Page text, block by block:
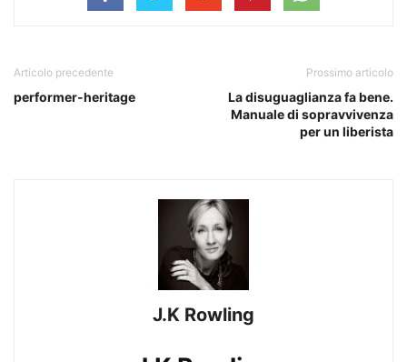
Articolo precedente
performer-heritage
Prossimo articolo
La disuguaglianza fa bene.
Manuale di sopravvivenza
per un liberista
J.K Rowling